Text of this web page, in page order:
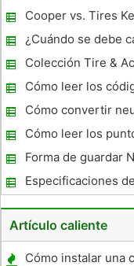
Spectra
Cooper vs. Tires
¿Cuándo se debe
de un coche?
Colección Tire &
Cómo leer los
neumáticos nuevos
Cómo convertir
un tamaño más
Cómo leer los
Forma de guardar
Especificaciones
Firestone FR690
Artículo caliente
Cómo instalar una